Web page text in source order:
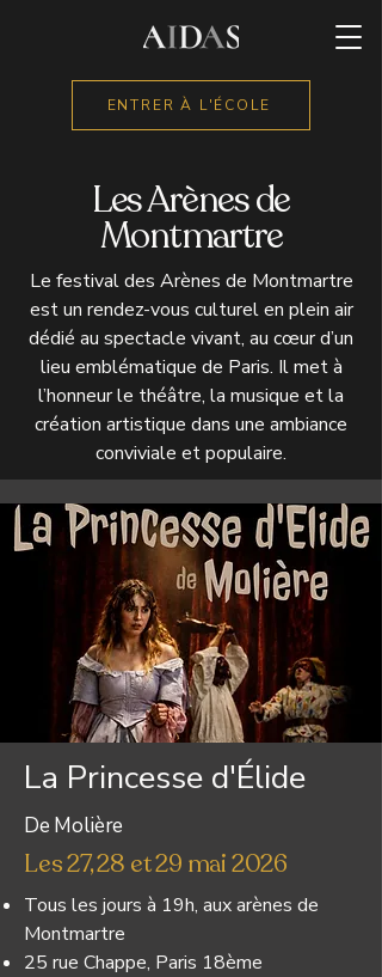
ENTRER À L'ÉCOLE
Les Arènes de
Montmartre
Le festival des Arènes de Montmartre
est un rendez-vous culturel en plein air
dédié au spectacle vivant, au cœur d’un
lieu emblématique de Paris. Il met à
l’honneur le théâtre, la musique et la
création artistique dans une ambiance
conviviale et populaire.
La Princesse d'Élide
De Molière
Les 27, 28 et 29 mai 2026
Tous les jours à 19h, aux arènes de
Montmartre
25 rue Chappe, Paris 18ème